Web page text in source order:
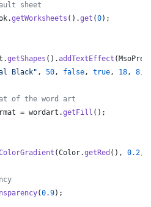
sheet
.getWorksheets ().get (0);
.getShapes ().addTextEffect (
Black" , 50, false, true, 18, 8,
of the word art
= wordart .getFill ();
(Color.getRed (), 0.2,
(0.9);